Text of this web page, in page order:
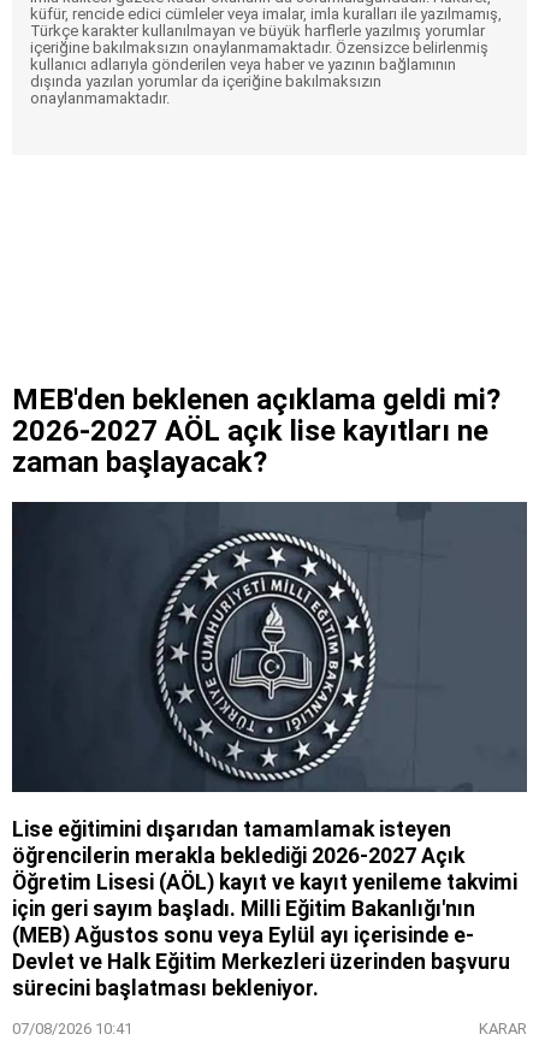
küfür, rencide edici cümleler veya imalar, imla kuralları ile yazılmamış,
Türkçe karakter kullanılmayan ve büyük harflerle yazılmış yorumlar
içeriğine bakılmaksızın onaylanmamaktadır. Özensizce belirlenmiş
kullanıcı adlarıyla gönderilen veya haber ve yazının bağlamının
dışında yazılan yorumlar da içeriğine bakılmaksızın
onaylanmamaktadır.
MEB'den beklenen açıklama geldi mi?
2026-2027 AÖL açık lise kayıtları ne
zaman başlayacak?
Lise eğitimini dışarıdan tamamlamak isteyen
öğrencilerin merakla beklediği 2026-2027 Açık
Öğretim Lisesi (AÖL) kayıt ve kayıt yenileme takvimi
için geri sayım başladı. Milli Eğitim Bakanlığı'nın
(MEB) Ağustos sonu veya Eylül ayı içerisinde e-
Devlet ve Halk Eğitim Merkezleri üzerinden başvuru
sürecini başlatması bekleniyor.
07/08/2026 10:41 KARAR